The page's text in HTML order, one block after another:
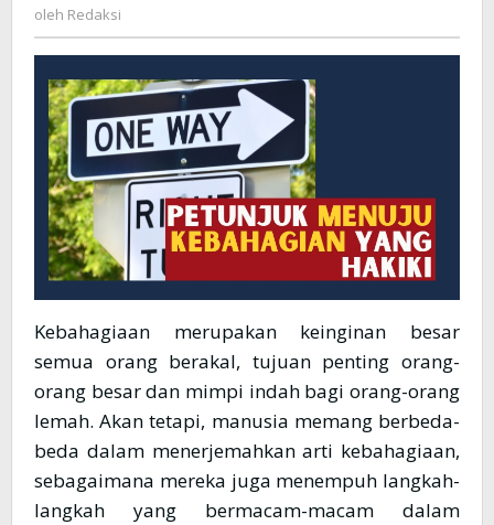
oleh Redaksi
Kebahagiaan merupakan keinginan besar
semua orang berakal, tujuan penting orang-
orang besar dan mimpi indah bagi orang-orang
lemah. Akan tetapi, manusia memang berbeda-
beda dalam menerjemahkan arti kebahagiaan,
sebagaimana mereka juga menempuh langkah-
langkah yang bermacam-macam dalam